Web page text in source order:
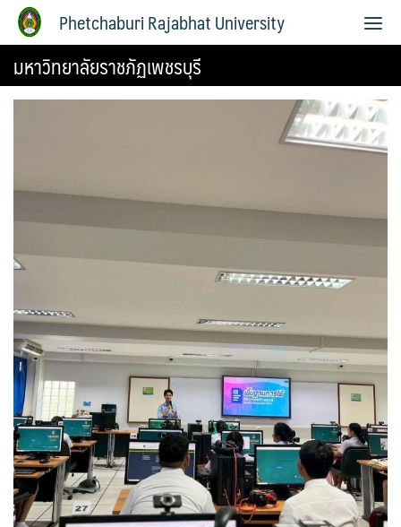
Phetchaburi Rajabhat University
มหาวิทยาลัยราชภัฏเพชรบุรี